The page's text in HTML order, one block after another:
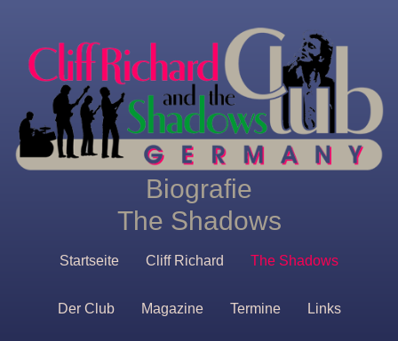
Biografie
The Shadows
Startseite Cliff Richard The Shadows
Der Club Magazine Termine Links